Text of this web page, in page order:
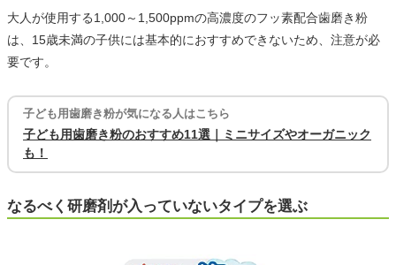
大人が使用する1,000～1,500ppmの高濃度のフッ素配合歯磨き粉
は、15歳未満の子供には基本的におすすめできないため、注意が必
要です。
子ども用歯磨き粉が気になる人はこちら
子ども用歯磨き粉のおすすめ11選｜ミニサイズやオーガニック
も！
なるべく研磨剤が入っていないタイプを選ぶ